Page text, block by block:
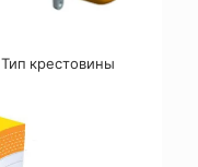
Тип крестовины